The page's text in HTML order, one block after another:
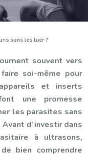
sans les tuer ?
souvent vers
soi-même pour
et inserts
une promesse
les parasites sans
d’investir dans
à ultrasons,
bien comprendre